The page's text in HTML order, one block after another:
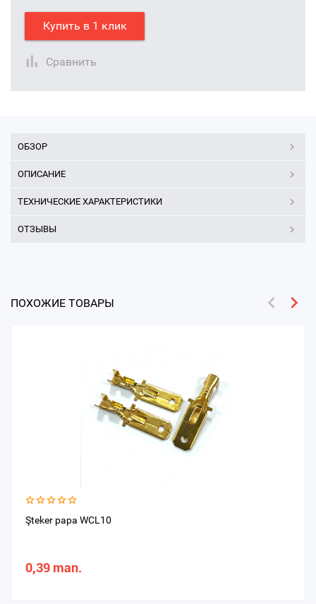
Купить в 1 клик
Сравнить
ОБЗОР
ОПИСАНИЕ
ТЕХНИЧЕСКИЕ ХАРАКТЕРИСТИКИ
ОТЗЫВЫ
ПОХОЖИЕ ТОВАРЫ
Şteker papa WCL10
0,39 man.